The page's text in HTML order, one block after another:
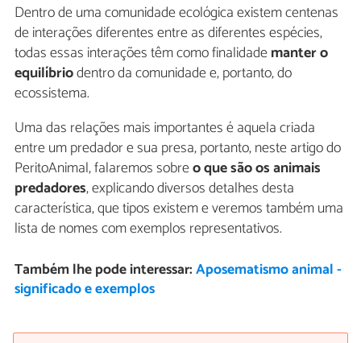
Dentro de uma comunidade ecológica existem centenas
de interações diferentes entre as diferentes espécies,
todas essas interações têm como finalidademanter o
equilíbriodentro da comunidade e, portanto, do
ecossistema.
Uma das relações mais importantes é aquela criada
entre um predador e sua presa, portanto, neste artigo do
PeritoAnimal, falaremos sobreo que são os animais
predadores, explicando diversos detalhes desta
característica, que tipos existem e veremos também uma
lista de nomes com exemplos representativos.
Também lhe pode interessar:Aposematismo animal -
significado e exemplos